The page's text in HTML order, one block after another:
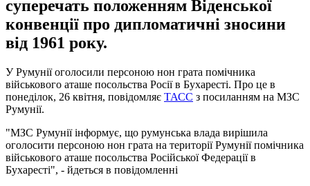
суперечать положенням Віденської
конвенції про дипломатичні зносини
від 1961 року.
У Румунії оголосили персоною нон грата помічника
військового аташе посольства Росії в Бухаресті. Про це в
понеділок, 26 квітня, повідомляє ТАСС з посиланням на МЗС
Румунії.
"МЗС Румунії інформує, що румунська влада вирішила
оголосити персоною нон грата на території Румунії помічника
військового аташе посольства Російської Федерації в
Бухаресті", - йдеться в повідомленні